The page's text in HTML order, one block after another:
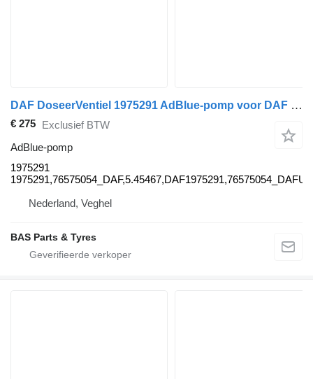
DAF DoseerVentiel 1975291 AdBlue-pomp voor DAF vrachtwagen
€ 275 Exclusief BTW
AdBlue-pomp
1975291
1975291,76575054_DAF,5.45467,DAF1975291,76575054_DAFUP
Nederland, Veghel
BAS Parts & Tyres